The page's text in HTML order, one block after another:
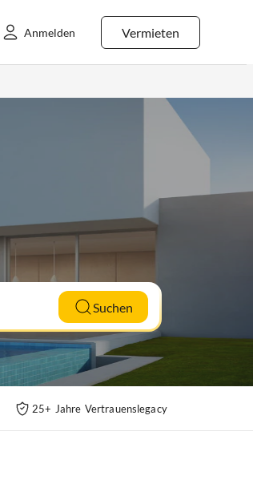
Vermieten
Anmelden
Suchen
25+ Jahre Vertrauenslegacy